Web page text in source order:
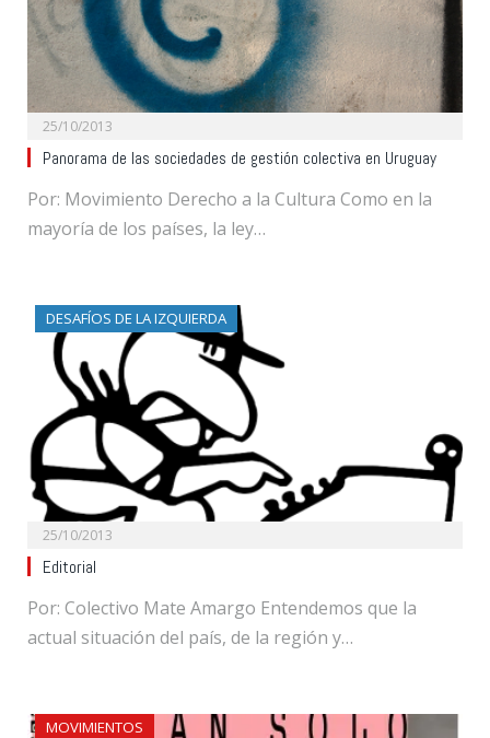
25/10/2013
Panorama de las sociedades de gestión colectiva en Uruguay
Por: Movimiento Derecho a la Cultura Como en la
mayoría de los países, la ley…
DESAFÍOS DE LA IZQUIERDA
25/10/2013
Editorial
Por: Colectivo Mate Amargo Entendemos que la
actual situación del país, de la región y…
MOVIMIENTOS